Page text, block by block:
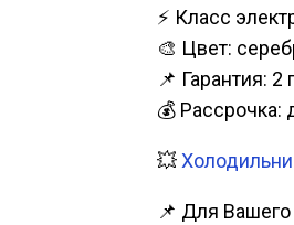
⚡ Класс
🎨 Цвет:
📌 Гарантия: 2
💰 Рассрочка:
💥
📌 Для